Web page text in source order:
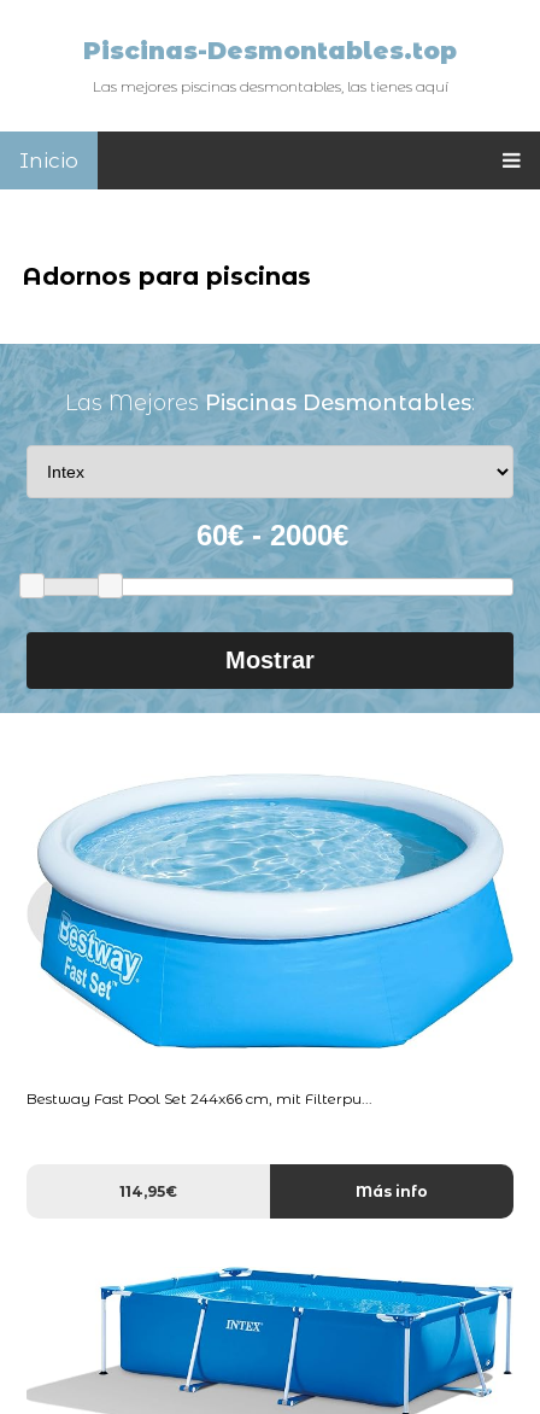
Piscinas-Desmontables.top
Las mejores piscinas desmontables, las tienes aquí
Inicio
Adornos para piscinas
Las Mejores Piscinas Desmontables:
Mostrar
Bestway Fast Pool Set 244x66 cm, mit Filterpu...
114,95€ Más info